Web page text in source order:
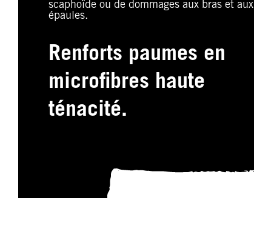
scaphoïde ou de dommages aux bras et aux
épaules.
Renforts paumes en
microfibres haute
ténacité.